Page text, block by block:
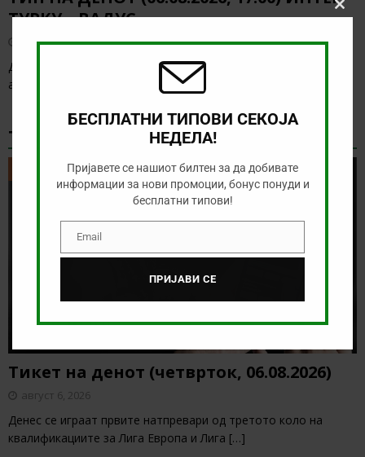
ТУРКУ – ВАДУС
август 6, 2026
Денес има солидна понуда за обложување, а ние ќе го
анализираме дуелот од Конференциската лига
ТИКЕТ НА ДЕНОТ
ТИКЕТ НА ДЕНОТ
Тикет на денот (четврток, 06.08.2026)
август 6, 2026
Денес се играат првите натпревари од третото коло на
квалификациите за Лига Европа и Лига […]
Close
БЕСПЛАТНИ ТИПОВИ СЕКОЈА
НЕДЕЛА!
Пријавете се нашиот билтен за да добивате
информации за нови промоции, бонус понуди и
бесплатни типови!
EmailEmail
ПРИЈАВИ СЕ